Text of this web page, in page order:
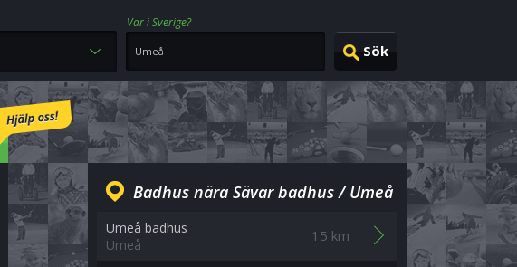
Var i Sverige?
Badhus nära Sävar badhus / Umeå
Umeå badhus
Umeå
15 km